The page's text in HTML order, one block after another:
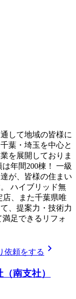
して地域の皆様に
葉・埼玉を中心と
を展開しておりま
年間200棟！ 一級
が、皆様の住まい
ハイブリッド無
店、また千葉県唯
、提案力・技術力
足できるリフォ
依頼をする chevron_right
南支社）